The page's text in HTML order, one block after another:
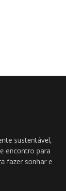
sustentável,
encontro para
fazer sonhar e